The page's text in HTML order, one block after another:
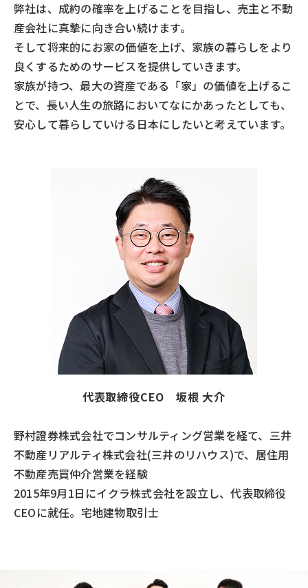
弊社は、成約の確率を上げることを目指し、売主と不動
産会社に真摯に向き合い続けます。
そして将来的にお家の価値を上げ、家族の暮らしをより
良くするためのサービスを提供していきます。
家族が持つ、最大の資産である「家」の価値を上げるこ
とで、長い人生の旅路においてなにかあったとしても、
安心して暮らしていける日本にしたいと考えています。
代表取締役CEO 坂根 大介
野村證券株式会社でコンサルティング営業を経て、三井
不動産リアルティ株式会社(三井のリハウス)で、居住用
不動産売買仲介営業を経験
2015年9月1日にイクラ株式会社を設立し、代表取締役
CEOに就任。宅地建物取引士